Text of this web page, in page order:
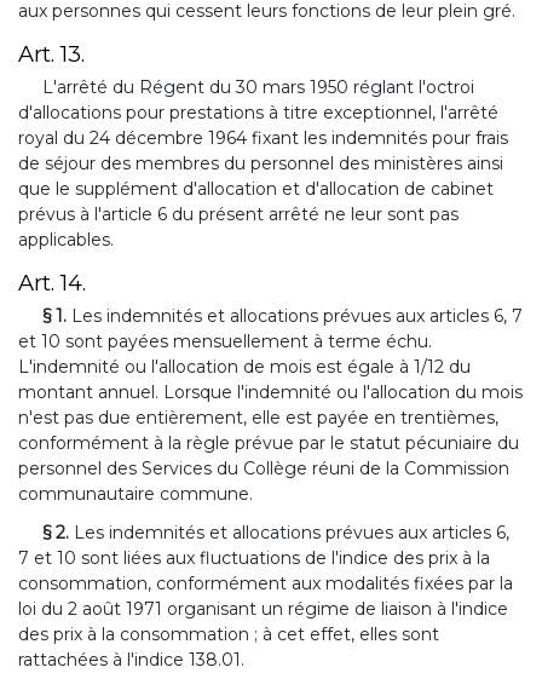
aux personnes qui cessent leurs fonctions de leur plein gré.
Art. 13.
L'arrêté du Régent du 30 mars 1950 réglant l'octroi
d'allocations pour prestations à titre exceptionnel, l'arrêté
royal du 24 décembre 1964 fixant les indemnités pour frais
de séjour des membres du personnel des ministères ainsi
que le supplément d'allocation et d'allocation de cabinet
prévus à l'article 6 du présent arrêté ne leur sont pas
applicables.
Art. 14.
§ 1. Les indemnités et allocations prévues aux articles 6, 7
et 10 sont payées mensuellement à terme échu.
L'indemnité ou l'allocation de mois est égale à 1/12 du
montant annuel. Lorsque l'indemnité ou l'allocation du mois
n'est pas due entièrement, elle est payée en trentièmes,
conformément à la règle prévue par le statut pécuniaire du
personnel des Services du Collège réuni de la Commission
communautaire commune.
§ 2. Les indemnités et allocations prévues aux articles 6,
7 et 10 sont liées aux fluctuations de l'indice des prix à la
consommation, conformément aux modalités fixées par la
loi du 2 août 1971 organisant un régime de liaison à l'indice
des prix à la consommation ; à cet effet, elles sont
rattachées à l'indice 138.01.